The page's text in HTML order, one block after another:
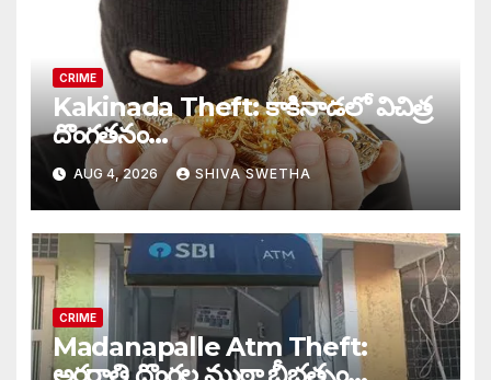
CRIME
Kakinada Theft: కాకినాడలో విచిత్ర
దొంగతనం…
AUG 4, 2026 SHIVA SWETHA
CRIME
Madanapalle Atm Theft: